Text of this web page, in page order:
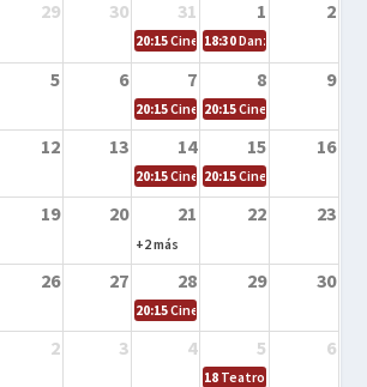
29 30 31 1 2
20:15Cine en la calle – Cómo
18:30Danza – Cita en el
5 6 7 8 9
20:15Cine en la calle – El niño y la
20:15Cine en la calle –
12 13 14 15 16
20:15Cine en la calle – Tortugas
20:15Cine en la calle –
19 20 21 22 23
+2 más
26 27 28 29 30
20:15Cine en el calle – Tintín y el
2 3 4 5 6
18 Teatro – Tres